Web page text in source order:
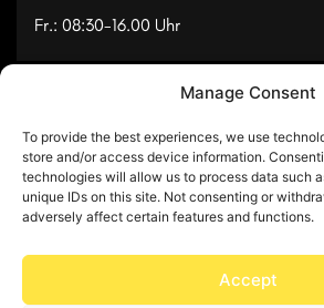
Manage Consent
To provide the best experiences, we use
store and/or access device information.
technologies will allow us to process data such
unique IDs on this site. Not consenting or
adversely affect certain features and functions.
Accept
Fr.: 08:30-16.00 Uhr
Referenzen
Videos
Über uns
Kontakt